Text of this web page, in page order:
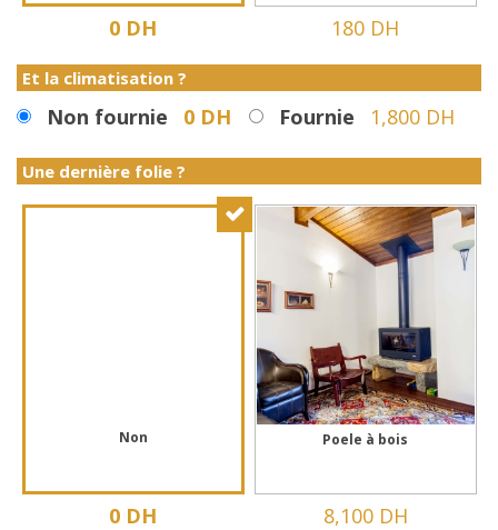
0 DH 180 DH
Et la climatisation ?
Non fournie 0 DH Fournie 1,800 DH
Une dernière folie ?
Non
0 DH
Poele à bois
8,100 DH